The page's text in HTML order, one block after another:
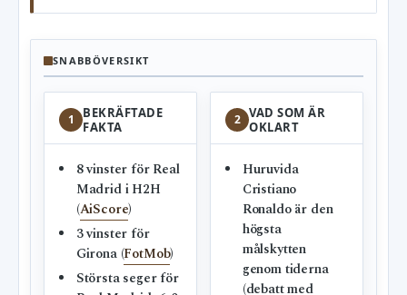
SNABBÖVERSIKT
1
BEKRÄFTADE
FAKTA
8 vinster för Real
Madrid i H2H
(AiScore)
3 vinster för
Girona (FotMob)
Största seger för
2 VAD SOM ÄR
OKLART
Huruvida
Cristiano
Ronaldo är den
högsta
målskytten
genom tiderna
(debatt med